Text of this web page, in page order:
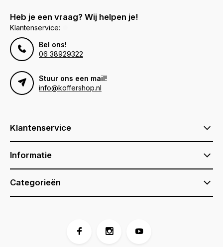
Heb je een vraag? Wij helpen je!
Klantenservice:
Bel ons!
06 38929322
Stuur ons een mail!
info@koffershop.nl
Klantenservice
Informatie
Categorieën